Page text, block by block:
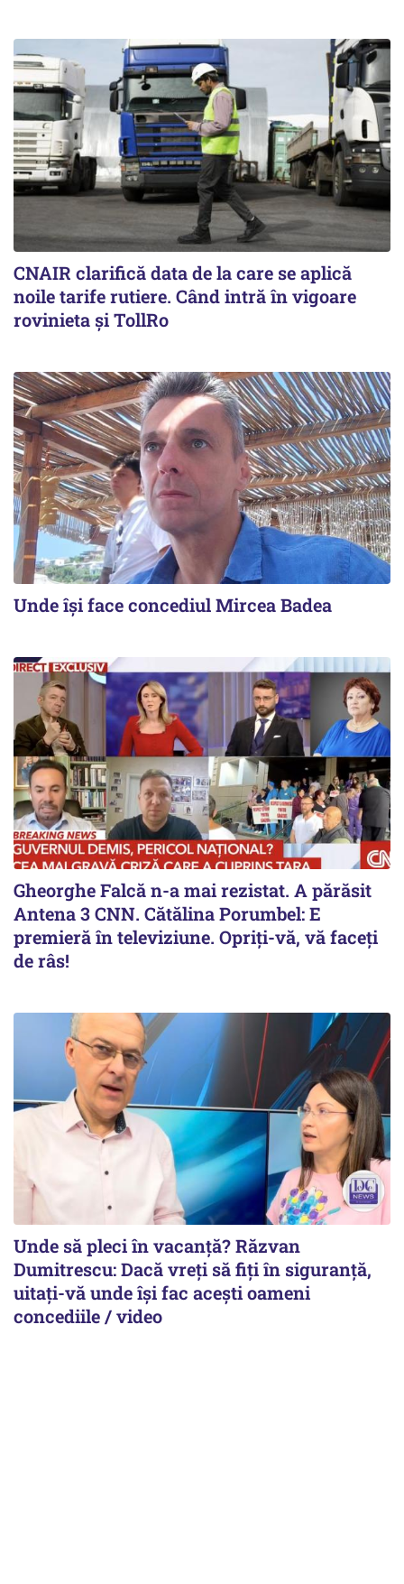
CNAIR clarifică data de la care se aplică
noile tarife rutiere. Când intră în vigoare
rovinieta și TollRo
Unde își face concediul Mircea Badea
Gheorghe Falcă n-a mai rezistat. A părăsit
Antena 3 CNN. Cătălina Porumbel: E
premieră în televiziune. Opriți-vă, vă faceți
de râs!
Unde să pleci în vacanță? Răzvan
Dumitrescu: Dacă vreți să fiți în siguranță,
uitați-vă unde își fac acești oameni
concediile / video